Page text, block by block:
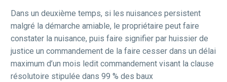
Dans un deuxième temps, si les nuisances persistent
malgré la démarche amiable, le propriétaire peut faire
constater la nuisance, puis faire signifier par huissier de
justice un commandement de la faire cesser dans un délai
maximum d’un mois ledit commandement visant la clause
résolutoire stipulée dans 99 % des baux